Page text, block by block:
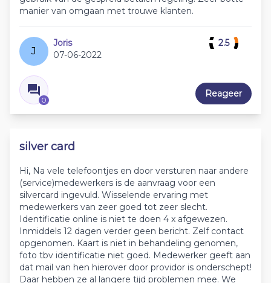
manier van omgaan met trouwe klanten.
J
Joris
07-06-2022
0
2.5
Reageer
silver card
Hi, Na vele telefoontjes en door versturen naar andere
(service)medewerkers is de aanvraag voor een
silvercard ingevuld. Wisselende ervaring met
medewerkers van zeer goed tot zeer slecht.
Identificatie online is niet te doen 4 x afgewezen.
Inmiddels 12 dagen verder geen bericht. Zelf contact
opgenomen. Kaart is niet in behandeling genomen,
foto tbv identificatie niet goed. Medewerker geeft aan
dat mail van hen hierover door providor is onderschept!
Daar hebben ze al langere tijd problemen mee. We